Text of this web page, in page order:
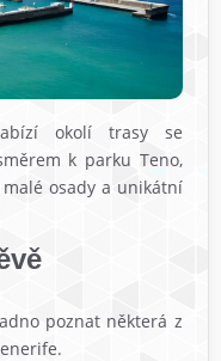
okolí trasy se
k parku Teno,
osady a unikátní
poznat některá z